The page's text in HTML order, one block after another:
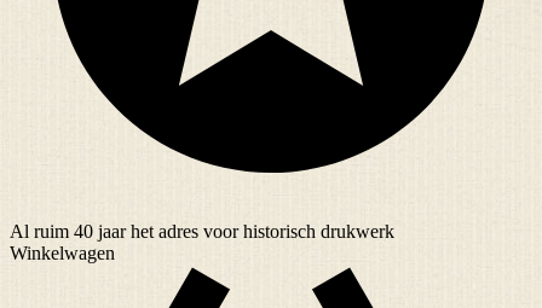
Al ruim 40 jaarhet adres voor historisch drukwerk
Winkelwagen